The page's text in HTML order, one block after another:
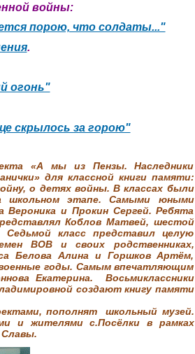
войны:
порою, что солдаты..."
.
огонь"
скрылось за горою"
«А мы из Пензы. Наследники
для классной книги памяти:
о детях войны. В классах были
этапе. Самыми юными
Вероника и Прокин Сергей. Ребята
Коблов Матвей, шестой
класс представил целую
ВОВ и своих родственниках,
Белова Алина и Горшков Артём,
годы. Самым впечатляющим
Екатерина. Восьмиклассники
создают книгу памяти
пополнят школьный музей.
и жителями с.Посёлки в рамках